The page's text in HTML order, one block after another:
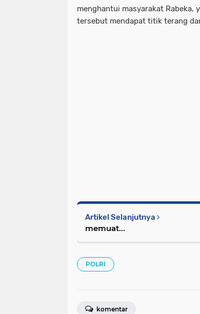
menghantui masyarakat Rabeka,
tersebut mendapat titik terang
Artikel Selanjutnya
memuat...
POLRI
komentar